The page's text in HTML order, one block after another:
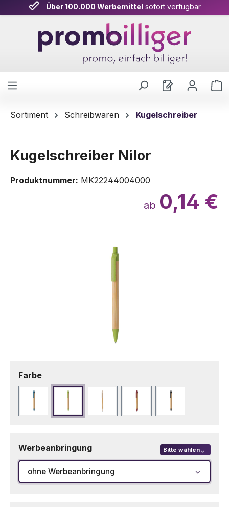
Zum Hauptinhalt springen
Über 100.000 Werbemittel sofort verfügbar
Sortiment Schreibwaren Kugelschreiber
Kugelschreiber Nilor
Produktnummer: MK22244004000
ab 0,14 €
Farbeauswählen
Blau Grün NaturfarbeRot Schwarz
Werbeanbringung Bitte wählen
ohne Werbeanbringung